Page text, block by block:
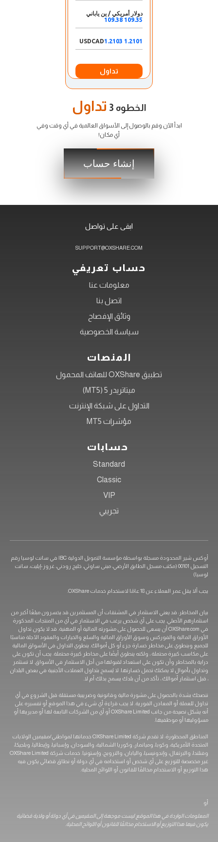
دولار أمريكي / ين ياباني
109.35 109.38
USDCAD 1.2101 1.2103
تداول
الخطوه 3 تداول
ابدأ الآن وقم بالوصول إلى الأسواق العالمية في أي وقت وفي
أي مكان!
إنشاء حساب
ابقى على تواصل
SUPPORT@OXSHARE.COM
حساب تعريفي
معلومات عنا
اتصل بنا
وثائق الإفصاح
سياسة الخصوصية
المنصات
تطبيق OXShare للهاتف المحمول
ميتاتريدر 5 (MT5)
التداول على شبكة الإنترنت
مؤشرات MT5
حسابات
Standard
Classic
VIP
تجريبي
أوكس شير المحدودة مسجلة بواسطة مؤسسة التمويل الدولية IBC في سانت لوسيا رقم
التسجيل 00101 (مكتب مسجل الطابق الأرضي، مبنى ساوثي، خليج رودني، غروز-إيليت، سانت
لوسيا)
يجب ألا يقل عمر العملاء عن 18 عامًا لاستخدام خدمات OXShare.
بيان المخاطر: قد يعني الاستثمار في المشتقات أن المستثمرين قد يخسرون مبلغًا أكبر من
استثمارهم الأصلي. يجب على أي شخص يرغب في الاستثمار في أي من المنتجات المذكورة
في OXShare.com أن يسعى للحصول على مشورته المالية أو المهنية. قد لا يكون تداول
الأوراق المالية والفوركس وسوق الأوراق المالية والسلع والخيارات والعقود الآجلة مناسبًا
للجميع وينطوي على مخاطر خسارة جزء أو كل أموالك. ينطوي التداول في الأسواق المالية
على مكاسب كبيرة محتملة ، ولكنه ينطوي أيضًا على مخاطر كبيرة محتملة. يجب أن تكون على
دراية بالمخاطر وأن تكون على استعداد لقبولها من أجل الاستثمار في الأسواق. لا تستثمر
وتداول بأموال لا يمكنك تحمل خسارتها. لا يُسمح بتداول العملات الأجنبية في بعض البلدان
، قبل استثمار أموالك ، تأكد من أن بلدك يسمح بذلك أم لا.
ننصحك بشدة بالحصول على مشورة مالية وقانونية وضريبية مستقلة قبل الشروع في أي
تداول للعملة أو المعادن الفورية. لا يجب قراءة أي شيء في هذا الموقع أو تفسيره على
أنه يشكل نصيحة من جانب OXShare Limited أو أي من الشركات التابعة لها أو مديريها أو
مسؤوليها أو موظفيها.
المناطق المحظورة: لا تقدم شركة OXShare Limited خدماتها لمواطني/مقيمين الولايات
المتحدة الأمريكية، وكوبا، وميانمار، وكوريا الشمالية، والسودان، وإسبانيا، وإيطاليا، وبلجيكا،
وفنلندا، والبرتغال، وإندونيسيا، واليابان، والنرويج، وإستونيا. خدمات شركة OXShare Limited
غير مخصصة للتوزيع على أي شخص أو استخدامه في أي دولة أو نطاق قضائي يكون فيه
هذا التوزيع أو الاستخدام مخالفًا للقانون أو اللوائح المحلية.
أو
المعلومات الواردة في هذا الموقع ليست موجهة إلى المقيمين في أي دولة أو ولاية قضائية
يكون فيها هذا التوزيع أو الاستخدام مخالفًا للقانون أو اللوائح المحلية.